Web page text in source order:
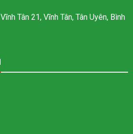
Tân 21, Vĩnh Tân, Tân Uyên, Bình